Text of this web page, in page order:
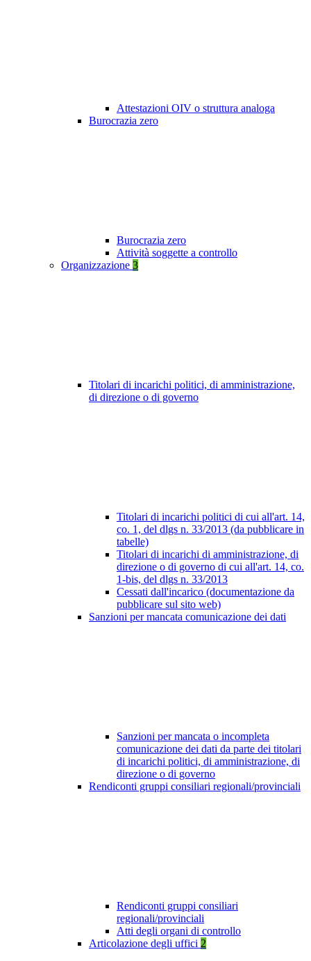
Attestazioni OIV o struttura analoga
Burocrazia zero
Burocrazia zero
Attività soggette a controllo
Organizzazione 3
Titolari di incarichi politici, di amministrazione,
di direzione o di governo
Titolari di incarichi politici di cui all'art. 14,
co. 1, del dlgs n. 33/2013 (da pubblicare in
tabelle)
Titolari di incarichi di amministrazione, di
direzione o di governo di cui all'art. 14, co.
1-bis, del dlgs n. 33/2013
Cessati dall'incarico (documentazione da
pubblicare sul sito web)
Sanzioni per mancata comunicazione dei dati
Sanzioni per mancata o incompleta
comunicazione dei dati da parte dei titolari
di incarichi politici, di amministrazione, di
direzione o di governo
Rendiconti gruppi consiliari regionali/provinciali
Rendiconti gruppi consiliari
regionali/provinciali
Atti degli organi di controllo
Articolazione degli uffici 2